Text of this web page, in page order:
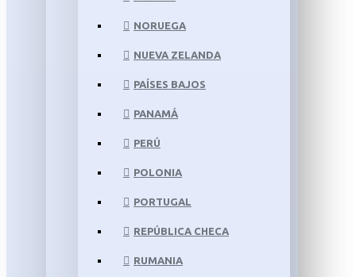
NORUEGA
NUEVA ZELANDA
PAÍSES BAJOS
PANAMÁ
PERÚ
POLONIA
PORTUGAL
REPÚBLICA CHECA
RUMANIA